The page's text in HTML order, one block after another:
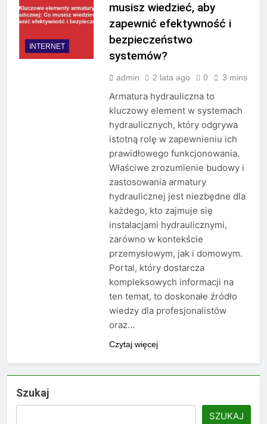
INTERNET
musisz wiedzieć, aby
zapewnić efektywność i
bezpieczeństwo
systemów?
admin 2 lata ago 0 3 mins
Armatura hydrauliczna to
kluczowy element w systemach
hydraulicznych, który odgrywa
istotną rolę w zapewnieniu ich
prawidłowego funkcjonowania.
Właściwe zrozumienie budowy i
zastosowania armatury
hydraulicznej jest niezbędne dla
każdego, kto zajmuje się
instalacjami hydraulicznymi,
zarówno w kontekście
przemysłowym, jak i domowym.
Portal, który dostarcza
kompleksowych informacji na
ten temat, to doskonałe źródło
wiedzy dla profesjonalistów
oraz…
Czytaj więcej
Szukaj
SZUKAJ